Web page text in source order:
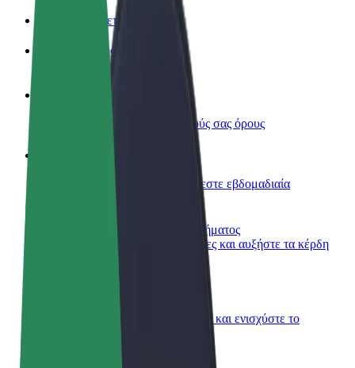
Πώς να συμμετάσχετε
Συχνές Ερωτήσεις
Κερδίστε χρήματα με τους δικούς σας όρους
Παραδώστε φαγητό και πληρώνεστε εβδομαδιαία
Προσθήκη εστιατορίου ή καταστήματος
Πλησιάστε περισσότερους πελάτες και αυξήστε τα κέρδη
Εγγραφείτε ως ιδιοκτήτης στόλου
Προσθέστε το στόλο σας στο Bolt και ενισχύστε το